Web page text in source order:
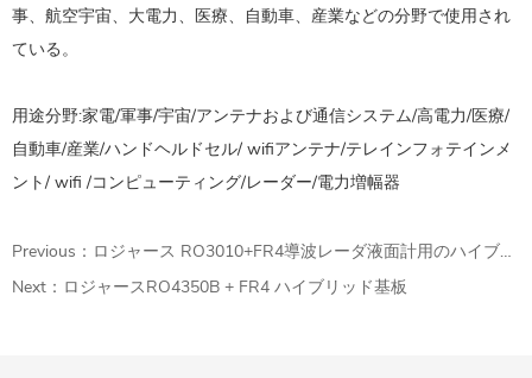
事、航空宇宙、大電力、医療、自動車、産業などの分野で使用され
ている。
用途分野:家電/軍事/宇宙/アンテナおよび通信システム/高電力/医療/
自動車/産業/ハンドヘルドセル/ wifiアンテナ/テレインフォテインメ
ント/ wifi /コンピューティング/レーダー/電力増幅器
Previous： ロジャース RO3010+FR4導波レーダ液面計用のハイブリッド基板
Next： ロジャースRO4350B + FR4 ハイブリッド基板